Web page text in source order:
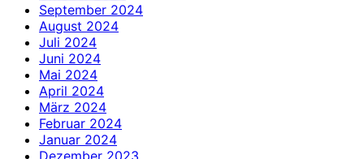
September 2024
August 2024
Juli 2024
Juni 2024
Mai 2024
April 2024
März 2024
Februar 2024
Januar 2024